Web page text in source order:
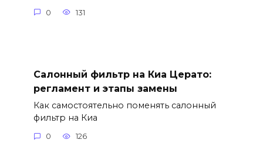
0 131
Салонный фильтр на Киа Церато:
регламент и этапы замены
Как самостоятельно поменять салонный
фильтр на Киа
0 126